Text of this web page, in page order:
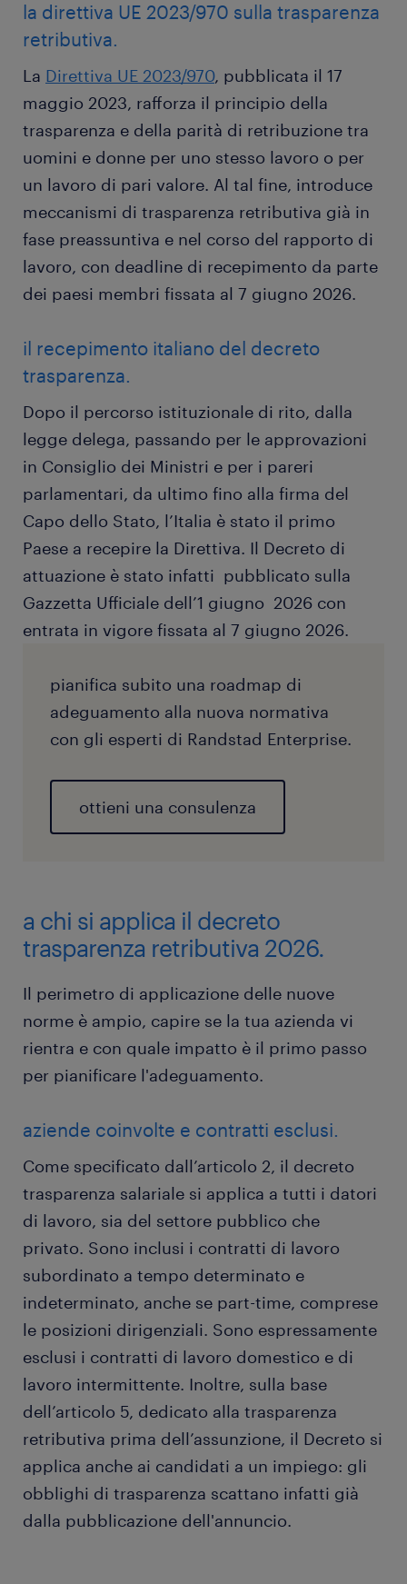
la direttiva UE 2023/970 sulla trasparenza
retributiva.
La Direttiva UE 2023/970, pubblicata il 17
maggio 2023, rafforza il principio della
trasparenza e della parità di retribuzione tra
uomini e donne per uno stesso lavoro o per
un lavoro di pari valore. Al tal fine, introduce
meccanismi di trasparenza retributiva già in
fase preassuntiva e nel corso del rapporto di
lavoro, con deadline di recepimento da parte
dei paesi membri fissata al 7 giugno 2026.
il recepimento italiano del decreto
trasparenza.
Dopo il percorso istituzionale di rito, dalla
legge delega, passando per le approvazioni
in Consiglio dei Ministri e per i pareri
parlamentari, da ultimo fino alla firma del
Capo dello Stato, l’Italia è stato il primo
Paese a recepire la Direttiva. Il Decreto di
attuazione è stato infatti pubblicato sulla
Gazzetta Ufficiale dell’1 giugno 2026 con
entrata in vigore fissata al 7 giugno 2026.
pianifica subito una roadmap di
adeguamento alla nuova normativa
con gli esperti di Randstad Enterprise.
ottieni una consulenza
a chi si applica il decreto
trasparenza retributiva 2026.
Il perimetro di applicazione delle nuove
norme è ampio, capire se la tua azienda vi
rientra e con quale impatto è il primo passo
per pianificare l'adeguamento.
aziende coinvolte e contratti esclusi.
Come specificato dall’articolo 2, il decreto
trasparenza salariale si applica a tutti i datori
di lavoro, sia del settore pubblico che
privato. Sono inclusi i contratti di lavoro
subordinato a tempo determinato e
indeterminato, anche se part-time, comprese
le posizioni dirigenziali. Sono espressamente
esclusi i contratti di lavoro domestico e di
lavoro intermittente. Inoltre, sulla base
dell’articolo 5, dedicato alla trasparenza
retributiva prima dell’assunzione, il Decreto si
applica anche ai candidati a un impiego: gli
obblighi di trasparenza scattano infatti già
dalla pubblicazione dell'annuncio.